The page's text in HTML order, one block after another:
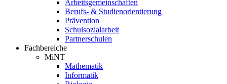
Arbeitsgemeinschaften
Berufs- & Studienorientierung
Prävention
Schulsozialarbeit
Partnerschulen
Fachbereiche
MiNT
Mathematik
Informatik